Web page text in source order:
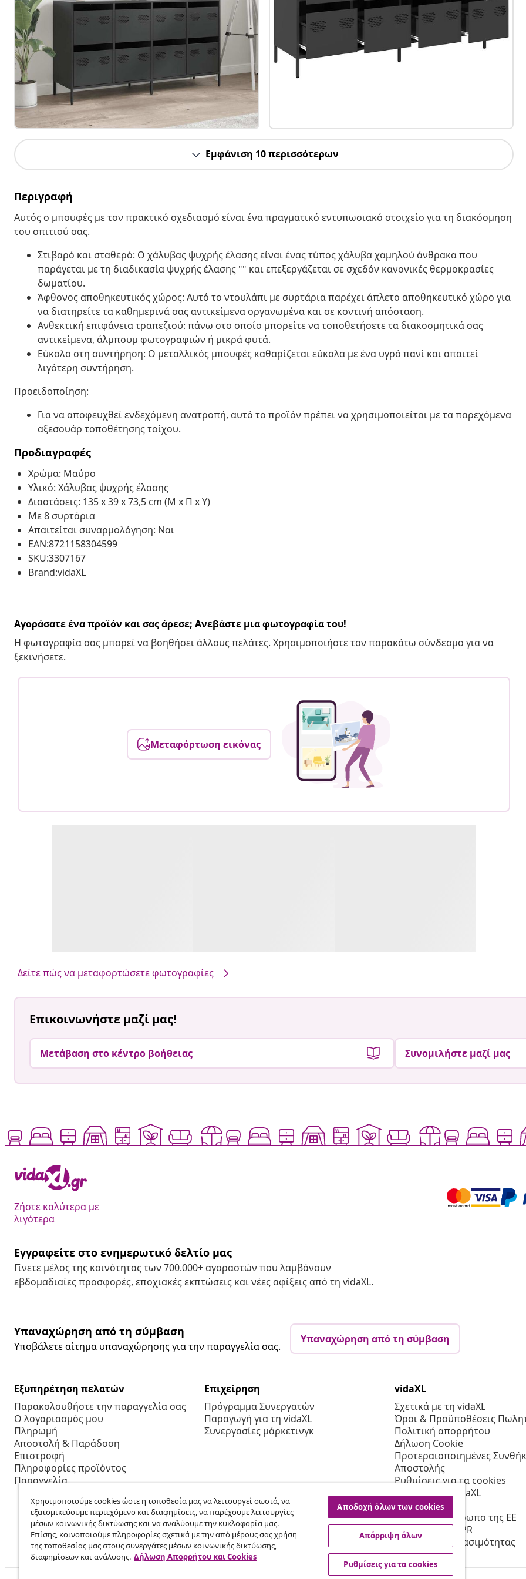
Εμφάνιση 10 περισσότερων
Περιγραφή
Αυτός ο μπουφές με τον πρακτικό σχεδιασμό είναι ένα πραγματικό εντυπωσιακό στοιχείο για τη διακόσμηση
του σπιτιού σας.
Στιβαρό και σταθερό: Ο χάλυβας ψυχρής έλασης είναι ένας τύπος χάλυβα χαμηλού άνθρακα που
παράγεται με τη διαδικασία ψυχρής έλασης "" και επεξεργάζεται σε σχεδόν κανονικές θερμοκρασίες
δωματίου.
Άφθονος αποθηκευτικός χώρος: Αυτό το ντουλάπι με συρτάρια παρέχει άπλετο αποθηκευτικό χώρο για
να διατηρείτε τα καθημερινά σας αντικείμενα οργανωμένα και σε κοντινή απόσταση.
Ανθεκτική επιφάνεια τραπεζιού: πάνω στο οποίο μπορείτε να τοποθετήσετε τα διακοσμητικά σας
αντικείμενα, άλμπουμ φωτογραφιών ή μικρά φυτά.
Εύκολο στη συντήρηση: Ο μεταλλικός μπουφές καθαρίζεται εύκολα με ένα υγρό πανί και απαιτεί
λιγότερη συντήρηση.
Προειδοποίηση:
Για να αποφευχθεί ενδεχόμενη ανατροπή, αυτό το προϊόν πρέπει να χρησιμοποιείται με τα παρεχόμενα
αξεσουάρ τοποθέτησης τοίχου.
Προδιαγραφές
Χρώμα: Μαύρο
Υλικό: Χάλυβας ψυχρής έλασης
Διαστάσεις: 135 x 39 x 73,5 cm (Μ x Π x Υ)
Με 8 συρτάρια
Απαιτείται συναρμολόγηση: Ναι
EAN:8721158304599
SKU:3307167
Brand:vidaXL
Αγοράσατε ένα προϊόν και σας άρεσε; Ανεβάστε μια φωτογραφία του!
Η φωτογραφία σας μπορεί να βοηθήσει άλλους πελάτες. Χρησιμοποιήστε τον παρακάτω σύνδεσμο για να
ξεκινήσετε.
Μεταφόρτωση εικόνας
Δείτε πώς να μεταφορτώσετε φωτογραφίες
Επικοινωνήστε μαζί μας!
Μετάβαση στο κέντρο βοήθειας Συνομιλήστε μαζί μας
Ζήστε καλύτερα με
λιγότερα
Εγγραφείτε στο ενημερωτικό δελτίο μας
Γίνετε μέλος της κοινότητας των 700.000+ αγοραστών που λαμβάνουν
εβδομαδιαίες προσφορές, εποχιακές εκπτώσεις και νέες αφίξεις από τη vidaXL.
Υπαναχώρηση από τη σύμβαση
Υποβάλετε αίτημα υπαναχώρησης για την παραγγελία σας.
Υπαναχώρηση από τη σύμβαση
Εξυπηρέτηση πελατών
Παρακολουθήστε την παραγγελία σας
Ο λογαριασμός μου
Πληρωμή
Αποστολή & Παράδοση
Επιστροφή
Πληροφορίες προϊόντος
Παραγγελία
Επιχείρηση
Πρόγραμμα Συνεργατών
Παραγωγή για τη vidaXL
Συνεργασίες μάρκετινγκ
vidaXL
Σχετικά με τη vidaXL
Όροι & Προϋποθέσεις
Πολιτική απορρήτου
Δήλωση Cookie
Προτεραιοποιημένες
Αποστολής
Ρυθμίσεις για τα cookies
Εργασία στη vidaXL
Ασφαλείας
Υπεύθυνο πρόσωπο της ΕΕ
Πολιτική της EPR
Δήλωση προσβασιμότητας
Χρησιμοποιούμε cookies ώστε η τοποθεσία μας να λειτουργεί σωστά, να
εξατομικεύουμε περιεχόμενο και διαφημίσεις, να παρέχουμε λειτουργίες
μέσων κοινωνικής δικτύωσης και να αναλύουμε την κυκλοφορία μας.
Επίσης, κοινοποιούμε πληροφορίες σχετικά με την από μέρους σας χρήση
της τοποθεσίας μας στους συνεργάτες μέσων κοινωνικής δικτύωσης,
διαφημίσεων και ανάλυσης. Δήλωση Απορρήτου και Cookies
Αποδοχή όλων των cookies
Απόρριψη όλων
Ρυθμίσεις για τα cookies